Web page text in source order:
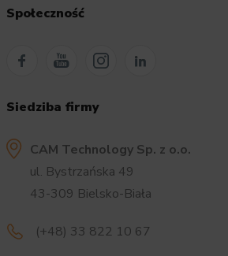
Społeczność
Siedziba firmy
CAM Technology Sp. z o.o.
ul. Bystrzańska 49
43-309 Bielsko-Biała
(+48) 33 822 10 67